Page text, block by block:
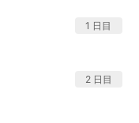
1 日目
2 日目